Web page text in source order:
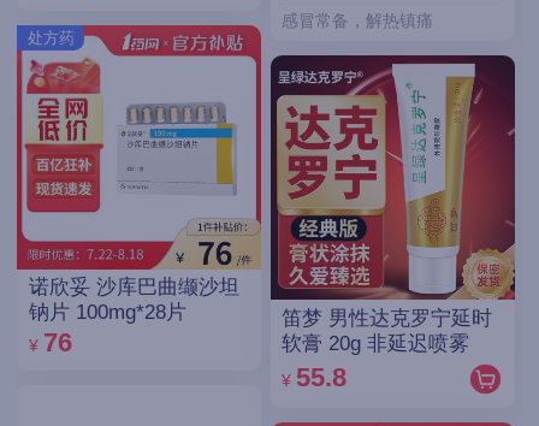
处方药
诺欣妥 沙库巴曲缬沙坦
钠片 100mg*28片
¥ 76
感冒常备，解热镇痛
笛梦 男性达克罗宁延时
软膏 20g 非延迟喷雾
¥ 55.8